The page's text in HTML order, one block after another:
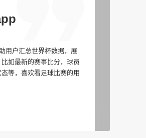
用户汇总世界杯数据，展
如最新的赛事比分，球员
等，喜欢看足球比赛的用